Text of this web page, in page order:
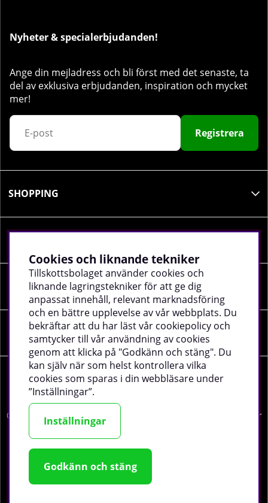
Nyheter & specialerbjudanden!
Ange din mejladress och bli först med det senaste, ta
del av exklusiva erbjudanden, inspiration och mycket
mer!
Registrera
SHOPPING
SOCIALA MEDIER
FÖRETAGSUPPGIFTER
© 2026 tillskottsbolaget.se. Vi använder cookies -
läs mer
Cookies och liknande tekniker
Tillskottsbolaget använder cookies och
liknande lagringstekniker för att ge dig
anpassat innehåll, relevant marknadsföring
och en bättre upplevelse av vår webbplats. Du
bekräftar att du har läst vår cookiepolicy och
samtycker till vår användning av cookies
genom att klicka på "Godkänn och stäng". Du
kan själv när som helst kontrollera vilka
cookies som sparas i din webbläsare under
”Inställningar”.
Inställningar
Godkänn och stäng